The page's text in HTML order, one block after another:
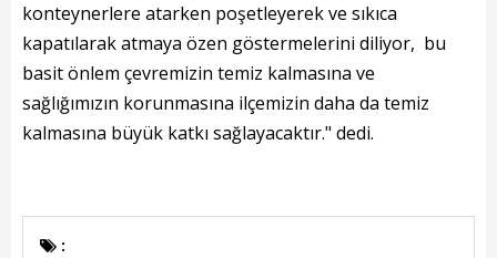
Haberler
Genel
Kadın Politikalar
konteynerlere atarken poşetleyerek ve sıkıca
kapatılarak atmaya özen göstermelerini diliyor, bu
basit önlem çevremizin temiz kalmasına ve
sağlığımızın korunmasına ilçemizin daha da temiz
kalmasına büyük katkı sağlayacaktır." dedi.
: